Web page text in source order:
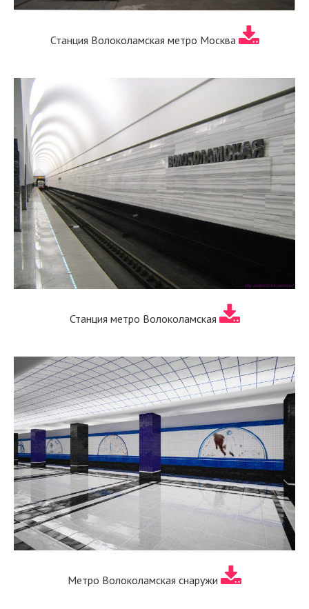
Станция Волоколамская метро Москва
Станция метро Волоколамская
Метро Волоколамская снаружи